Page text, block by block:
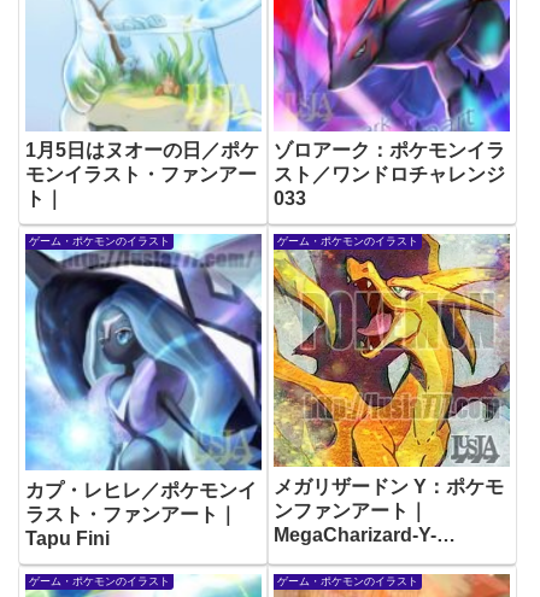
1月5日はヌオーの日／ポケ
モンイラスト・ファンアー
ト｜
ゾロアーク：ポケモンイラ
スト／ワンドロチャレンジ
033
ゲーム・ポケモンのイラスト
カプ・レヒレ／ポケモンイ
ラスト・ファンアート｜
Tapu Fini
ゲーム・ポケモンのイラスト
メガリザードン Y：ポケモ
ンファンアート｜
MegaCharizard-Y-
ゲーム・ポケモンのイラスト ゲーム・ポケモンのイラスト